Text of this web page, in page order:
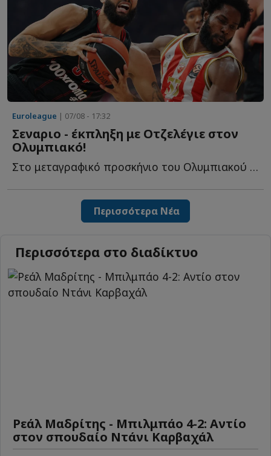
Euroleague | 07/08 - 17:32
Σεναριο - έκπληξη με Οτζελέγιε στον
Ολυμπιακό!
Στο μεταγραφικό προσκήνιο του Ολυμπιακού παραμένει η...
Περισσότερα Νέα
Περισσότερα στο διαδίκτυο
Ρεάλ Μαδρίτης - Μπιλμπάο 4-2: Αντίο
στον σπουδαίο Ντάνι Καρβαχάλ